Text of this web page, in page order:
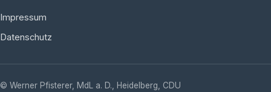
Impressum
Datenschutz
© Werner Pfisterer, MdL a. D. Heidelberg CDU